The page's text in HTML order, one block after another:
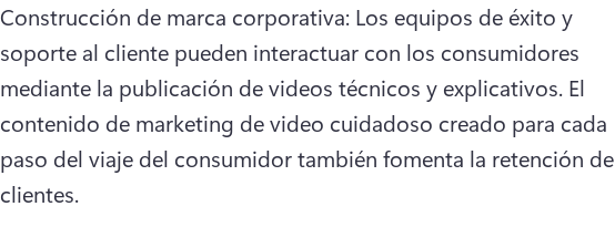
Construcción de marca corporativa: Los equipos de éxito y
soporte al cliente pueden interactuar con los consumidores
mediante la publicación de videos técnicos y explicativos. El
contenido de marketing de video cuidadoso creado para cada
paso del viaje del consumidor también fomenta la retención de
clientes.